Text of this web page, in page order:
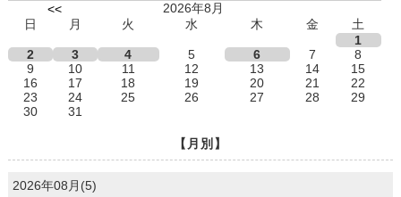
<<
2026年8月
日
月 火 水 木 金
土
1
2
3 4 5 6 7
8
9
10 11 12 13 14
15
16
17 18 19 20 21
22
23
24 25 26 27 28
29
30
31
【月別】
2026年08月(5)